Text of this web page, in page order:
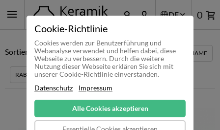
Cookie-Richtlinie
Cookies werden zur Benutzerführung und
Webanalyse verwendet und helfen dabei, diese
Webseite zu verbessern. Durch die weitere
Nutzung dieser Webseite erklären Sie sich mit
unserer Cookie-Richtlinie einverstanden.
Datenschutz
Impressum
Alle Cookies akzeptieren
DE 0
Sortieren nach: EMPFEHLUNG PREIS MENGE NAME
RABATT